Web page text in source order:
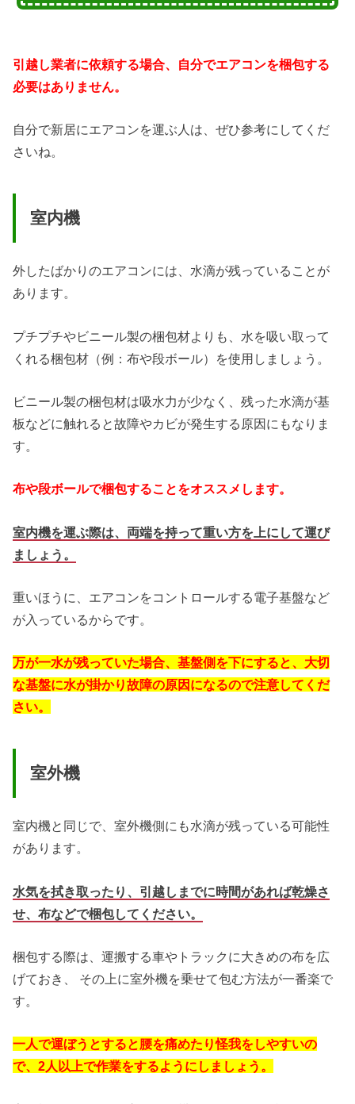
引越し業者に依頼する場合、自分でエアコンを梱包する
必要はありません。
自分で新居にエアコンを運ぶ人は、ぜひ参考にしてくだ
さいね。
室内機
外したばかりのエアコンには、水滴が残っていることが
あります。
プチプチやビニール製の梱包材よりも、水を吸い取って
くれる梱包材（例：布や段ボール）を使用しましょう。
ビニール製の梱包材は吸水力が少なく、残った水滴が基
板などに触れると故障やカビが発生する原因にもなりま
す。
布や段ボールで梱包することをオススメします。
室内機を運ぶ際は、両端を持って重い方を上にして運び
ましょう。
重いほうに、エアコンをコントロールする電子基盤など
が入っているからです。
万が一水が残っていた場合、基盤側を下にすると、大切
な基盤に水が掛かり故障の原因になるので注意してくだ
さい。
室外機
室内機と同じで、室外機側にも水滴が残っている可能性
があります。
水気を拭き取ったり、引越しまでに時間があれば乾燥さ
せ、布などで梱包してください。
梱包する際は、運搬する車やトラックに大きめの布を広
げておき、 その上に室外機を乗せて包む方法が一番楽で
す。
一人で運ぼうとすると腰を痛めたり怪我をしやすいの
で、2人以上で作業をするようにしましょう。